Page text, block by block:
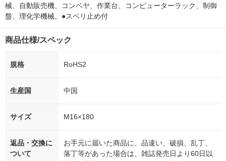
械、自動販売機、コンベヤ、作業台、コンピューターラック、制御
盤、理化学機械。●スベリ止め付
商品仕様/スペック
規格 RoHS2
生産国 中国
サイズ M16×180
返品・交換に
ついて
お手元に届いた商品に、品違い、破損、乱丁、
落丁等があった場合は、雑誌発売日より60日以